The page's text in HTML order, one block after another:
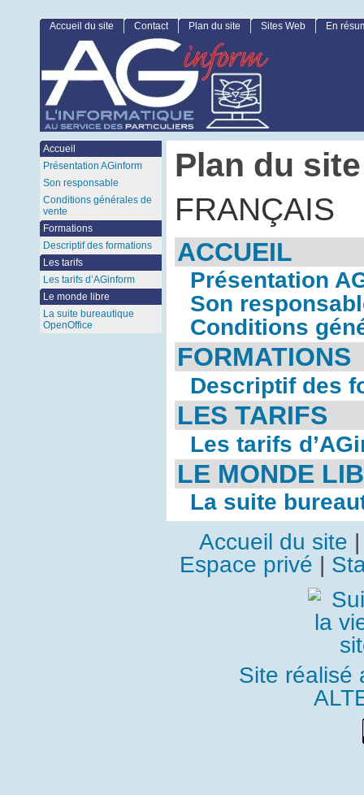
Plan du site
FRANÇAIS
ACCUEIL
Présentation
Son
Conditions
FORMATIONS
Descriptif des
LES TARIFS
Les tarifs
LE MONDE
La suite
Accueil du site Contact Plan du site Sites Web En
Accueil
Présentation AGinform
Son responsable
Conditions générales de
vente
Formations
Descriptif des formations
Les tarifs
Les tarifs d’AGinform
Le monde libre
La suite bureautique
OpenOffice
Accueil du site
Espace privé |
Site réalisé